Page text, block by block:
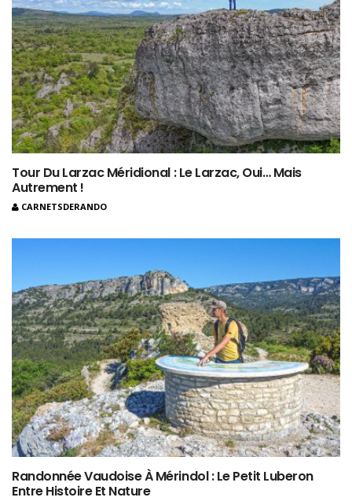
Tour Du Larzac Méridional : Le Larzac, Oui… Mais
Autrement !
CARNETSDERANDO
Randonnée Vaudoise À Mérindol : Le Petit Luberon
Entre Histoire Et Nature